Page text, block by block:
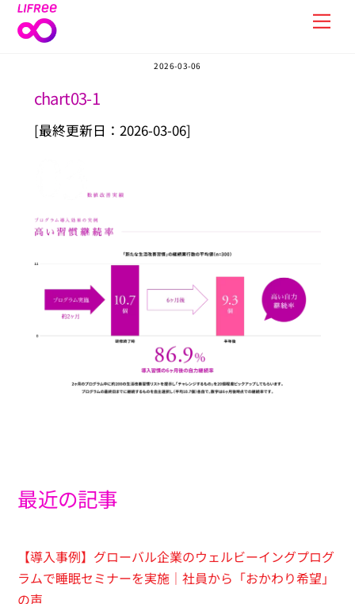
Skip
2026-03-06
chart03-1
[最終更新日：2026-03-06]
最近の記事
【導入事例】グローバル企業のウェルビーイングプログ
ラムで睡眠セミナーを実施｜社員から「おかわり希望」
の声